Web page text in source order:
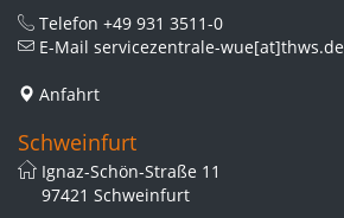
Telefon +49 931 3511-0
E-Mail servicezentrale-wue[at]thws.de
Anfahrt
Schweinfurt
Ignaz-Schön-Straße 11
97421 Schweinfurt